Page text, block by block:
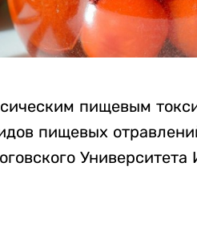
пищевым
пищевых
Университета